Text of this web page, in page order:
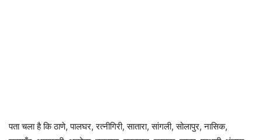
पता चला है कि ठाणे, पालघर, रत्नीगिरी, सातारा, सांगली, सोलापुर, नासिक,